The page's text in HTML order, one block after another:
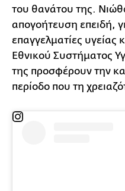
του θανάτου της.
απογοήτευση επειδή,
επαγγελματίες υγείας
Εθνικού Συστήματος
της προσφέρουν την
περίοδο που τη